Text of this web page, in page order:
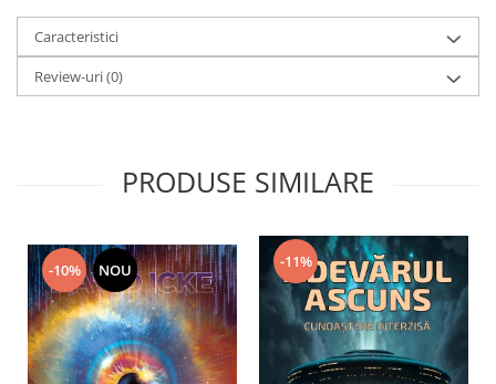
Caracteristici
Review-uri(0)
PRODUSE SIMILARE
-10% NOU -11%